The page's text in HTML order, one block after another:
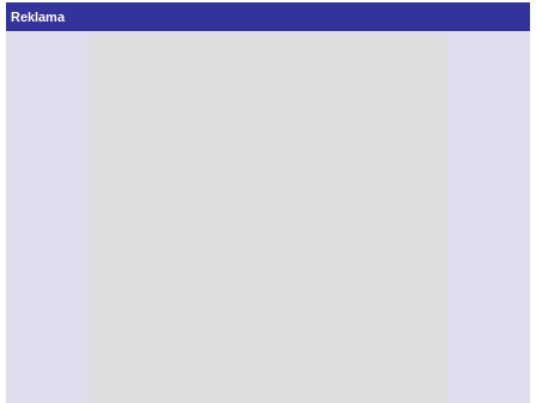
Reklama